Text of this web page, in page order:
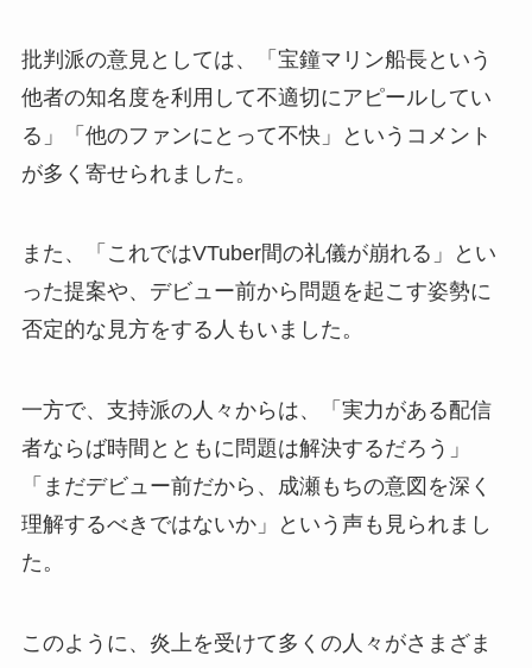
批判派の意見としては、「宝鐘マリン船長という
他者の知名度を利用して不適切にアピールしてい
る」「他のファンにとって不快」というコメント
が多く寄せられました。
また、「これではVTuber間の礼儀が崩れる」とい
った提案や、デビュー前から問題を起こす姿勢に
否定的な見方をする人もいました。
一方で、支持派の人々からは、「実力がある配信
者ならば時間とともに問題は解決するだろう」
「まだデビュー前だから、成瀬もちの意図を深く
理解するべきではないか」という声も見られまし
た。
このように、炎上を受けて多くの人々がさまざま